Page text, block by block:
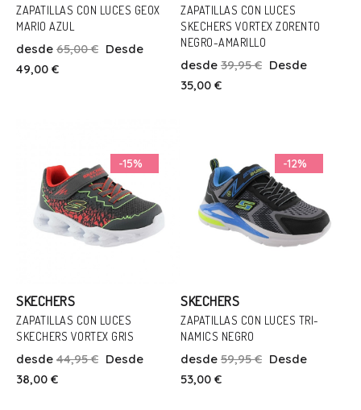
ZAPATILLAS CON LUCES GEOX
MARIO AZUL
desde 65,00 € Desde
49,00 €
Talla
32
ZAPATILLAS CON LUCES
SKECHERS VORTEX ZORENTO
NEGRO-AMARILLO
desde 39,95 € Desde
35,00 €
-15%
SKECHERS
ZAPATILLAS CON LUCES
SKECHERS VORTEX GRIS
desde 44,95 € Desde
38,00 €
-12%
SKECHERS
ZAPATILLAS CON LUCES TRI-
NAMICS NEGRO
desde 59,95 € Desde
53,00 €